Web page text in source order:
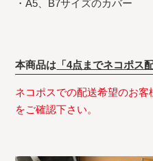
・A5、B7サイズのカバー
本商品は 「4点までネコポス
ネコポスでの配送希望のお客
をご確認下さい。